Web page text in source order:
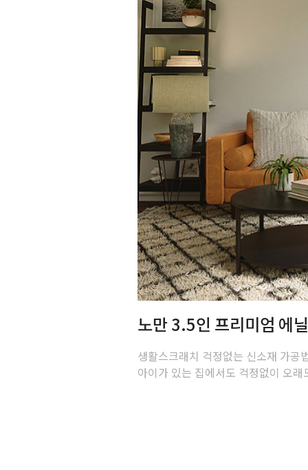
노만 3.5인 프리미엄 에
생활스크래치 걱정없는 신소재 가공
아이가 있는 집에서도 걱정없이 오